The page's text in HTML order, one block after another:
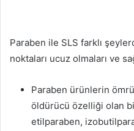
Paraben ile SLS farklı
noktaları ucuz olmaları ve
Paraben ürünlerin
öldürücü özelliği olan
etilparaben,